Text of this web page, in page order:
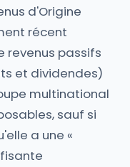
d'Origine
récent
revenus passifs
et dividendes)
multinational
sauf si
a une «